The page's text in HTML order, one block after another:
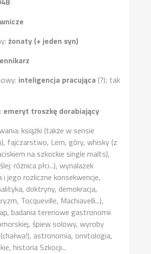
żonaty (+ jeden syn)
inteligencja pracująca (?); tak
emeryt troszkę dorabiający
książki (także w sensie
fajczarstwo, Lem, góry, whisky (z
na szkockie single malts),
różnica płci...), wynalazek
i jego rozliczne konsekwencje,
doktryny, demokracja,
Tocqueville, Machiavelli...),
badania terenowe gastronomii
śpiew solowy, wyroby
astronomia, ornitologia,
historia Szkocji...